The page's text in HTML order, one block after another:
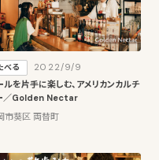
べる
2022/9/9
ルを片手に楽しむ、アメリカンカルチ
／Golden Nectar
市葵区 両替町